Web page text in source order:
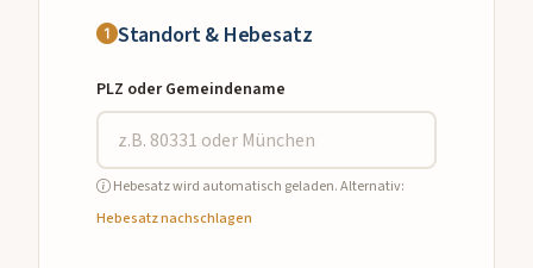
Standort & Hebesatz
PLZ oder Gemeindename
Hebesatz wird automatisch geladen. Alternativ:
Hebesatz nachschlagen